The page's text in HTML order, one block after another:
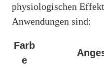
physiologischen
Anwendungen sind:
Farb
e